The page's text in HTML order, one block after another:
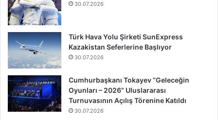
30.07.2026
Türk Hava Yolu Şirketi SunExpress
Kazakistan Seferlerine Başlıyor
30.07.2026
Cumhurbaşkanı Tokayev “Geleceğin
Oyunları – 2026” Uluslararası
Turnuvasının Açılış Törenine Katıldı
30.07.2026